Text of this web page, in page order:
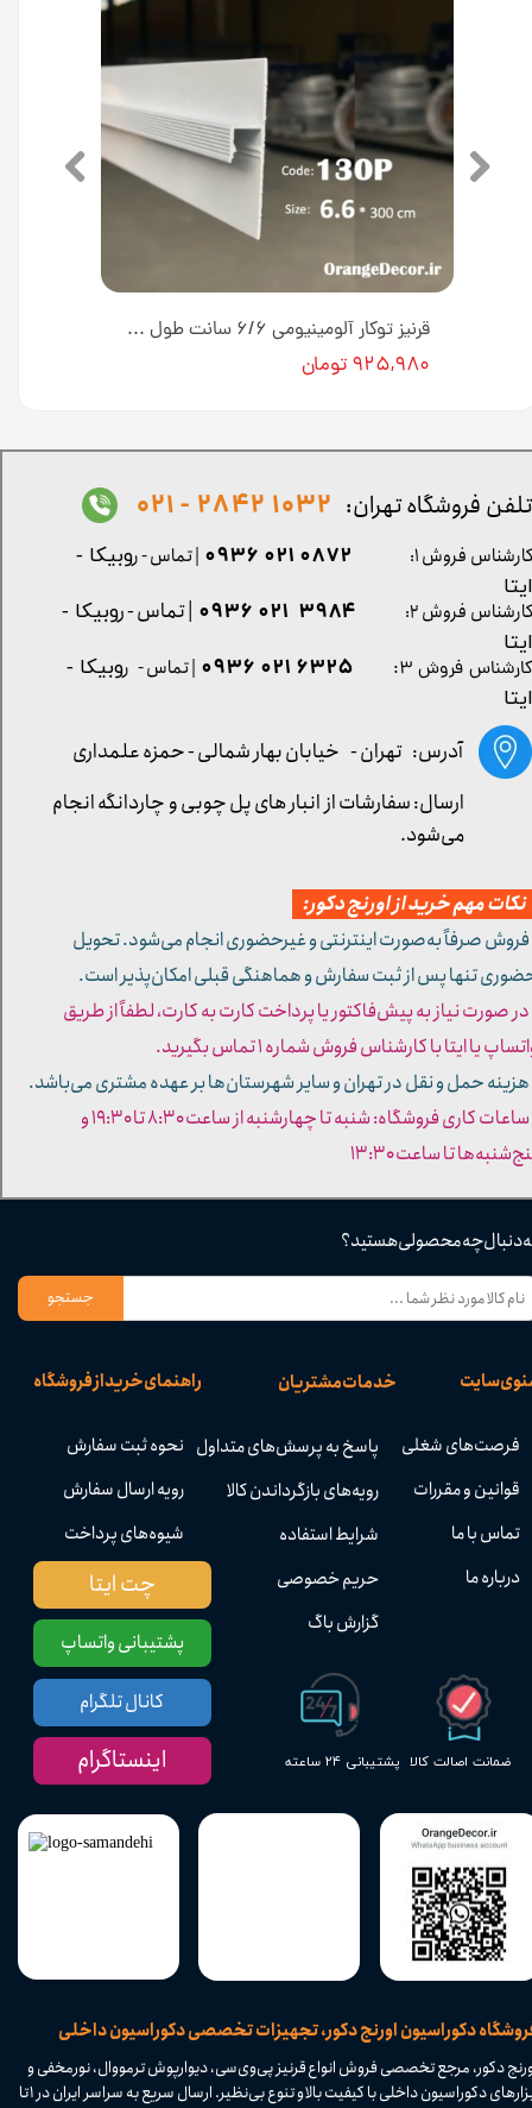
قرنیز توکار آلومینیومی ۶/۶ سانت طول ۳ متر رنگ مشکی / سفید / نقره ای 130P [انبار تهران]
۹۲۵,۹۸۰ تومان
دکوراسیون اورنج دکور، تجهیزات تخصصی دکوراسیون داخلی
پشتیبانی ۲۴ ساعته ضمانت اصالت کالا
راهنمای خرید از فروشگاه
نحوه ثبت سفارش
رویه ارسال سفارش
شیوه‌های پرداخت
خدمات مشتریان
پاسخ به پرسش‌های متداول
رویه‌های بازگرداندن کالا
شرایط استفاده
حریم خصوصی
گزارش باگ
سایت
فرصت‌های شغلی
قوانین و مقررات
تماس با ما
درباره ما
دنبال چه محصولی هستید؟
جستجو
دکور، مرجع تخصصی فروش انواع قرنیز پی‌وی‌سی، دیوارپوش ترمووال، نورمخفی و
ابزارهای دکوراسیون داخلی با کیفیت بالا و تنوع بی‌نظیر. ارسال سریع به سراسر ایران در ۱ تا
پشتیبانی واتساپ
چت ایتا
کانال تلگرام
اینستاگرام
کارشناس فروش ۳: ۶۳۲۵ ۰۲۱ ۰۹۳۶ | تماس - روبیکا -
ایتا
آدرس: تهران - خیابان بهار شمالی - حمزه علمداری
تلفن فروشگاه تهران: 1032 2842 - 021
مهم خرید از اورنج دکور:
صرفاً به‌صورت اینترنتی و غیرحضوری انجام می‌شود. تحویل
تنها پس از ثبت سفارش و هماهنگی قبلی امکان‌پذیر است.
صورت نیاز به پیش‌فاکتور یا پرداخت کارت به کارت، لطفاً از طریق
یا ایتا با کارشناس فروش شماره ۱ تماس بگیرید.
حمل و نقل در تهران و سایر شهرستان‌ها بر عهده مشتری می‌باشد.
- ساعات کاری فروشگاه: شنبه تا چهارشنبه از ساعت ۸:۳۰ تا ۱۹:۳۰ و
تا ساعت ۱۳:۳۰​​​​​​​
کارشناس فروش ۱: 0872 021 0936 | تماس - روبیکا -
ایتا
کارشناس فروش ۲:
۳۹۸۴ ۰۲۱ ۰۹۳۶ | تماس - روبیکا -
ایتا
ارسال: سفارشات از انبار های پل چوبی و چاردانگه انجام
می‌شود.